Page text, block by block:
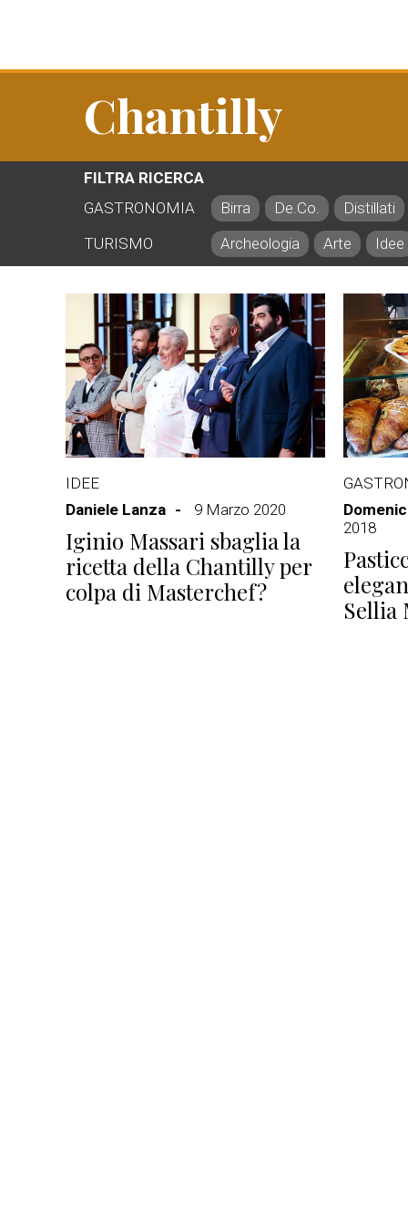
Chantilly
FILTRA RICERCA
GASTRONOMIA
Birra De.Co.
Distillati
TURISMO
Archeologia Arte Idee
IDEE
Daniele Lanza
9 Marzo 2020
Iginio Massari sbaglia la
ricetta della Chantilly per
colpa di Masterchef?
2018
Sellia